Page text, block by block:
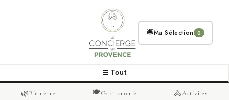
🛎Ma Sélection 0
☰ Tout
🌿Bien-être 🍽Gastronomie 🚴Activités